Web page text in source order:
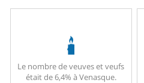
Le nombre de veuves et veufs
était de 6,4% à Venasque.